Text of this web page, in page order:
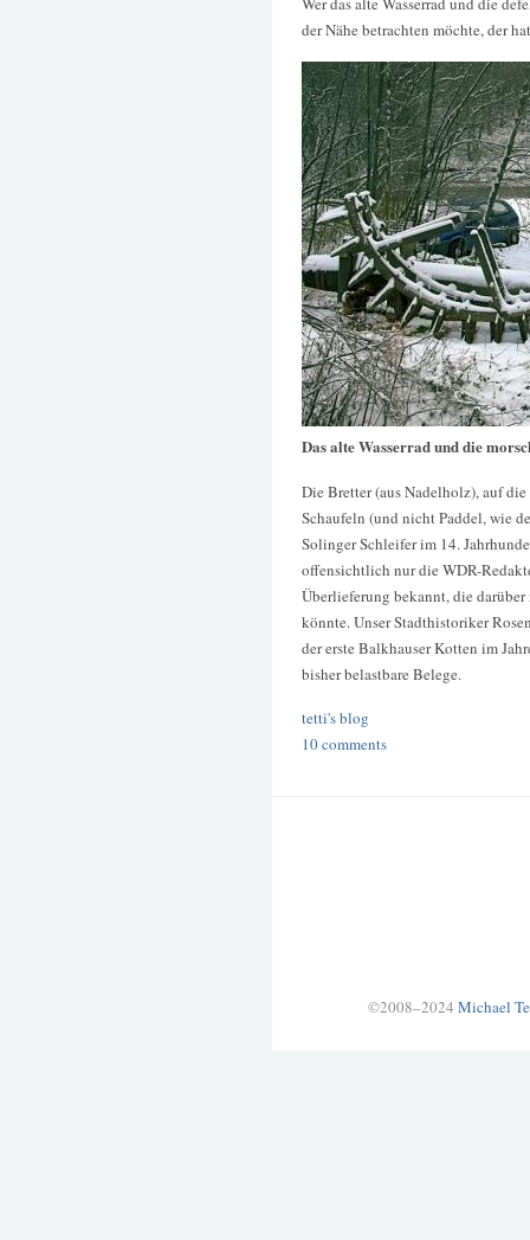
der Nähe betrachten möchte, der
Das alte Wasserrad und die
Die Bretter (aus Nadelholz), auf
Schaufeln (und nicht Paddel, wie
Solinger Schleifer im 14.
offensichtlich nur die WDR-
Überlieferung bekannt, die
könnte. Unser Stadthistoriker
der erste Balkhauser Kotten im
bisher belastbare Belege.
tetti's blog
10 comments
©2008–2024 Michael